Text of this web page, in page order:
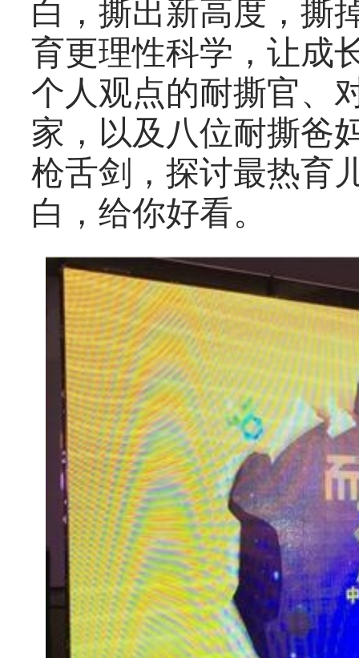
白，撕出新高度，撕
育更理性科学，让成
个人观点的耐撕官、
家，以及八位耐撕爸
枪舌剑，探讨最热育
白，给你好看。